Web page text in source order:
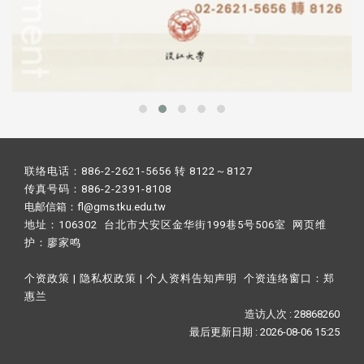
联络电话：886-2-2621-5656 转 8122～8127
传真号码：886-2-2391-8108
电邮信箱：fl@gms.tku.edu.tw
地址：106302 台北市大安区金华街199巷5号506室 网页维
护： 廖家鸣​
个资政策 | 隐私权政策 | 个人资料告知声明 个资连络窗口： 郑
惠兰
造访人次 : 28868260
最后更新日期 :2026-08-06 15:25